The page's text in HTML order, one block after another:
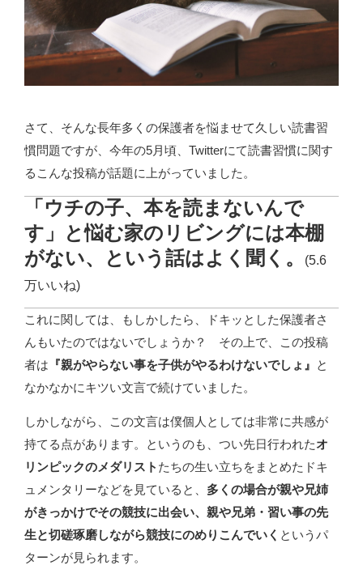
さて、そんな長年多くの保護者を悩ませて久しい読書習
慣問題ですが、今年の5月頃、Twitterにて読書習慣に関す
るこんな投稿が話題に上がっていました。
「ウチの子、本を読まないんで
す」と悩む家のリビングには本棚
がない、という話はよく聞く。
(5.6
万いいね)
これに関しては、もしかしたら、ドキッとした保護者さ
んもいたのではないでしょうか？ その上で、この投稿
者は 『親がやらない事を子供がやるわけないでしょ』 と
なかなかにキツい文言で続けていました。
しかしながら、この文言は僕個人としては非常に共感が
持てる点があります。というのも、つい先日行われたオ
リンピックのメダリスト たちの生い立ちをまとめたドキ
ュメンタリーなどを見ていると、 多くの場合が親や兄姉
がきっかけでその競技に出会い、親や兄弟・習い事の先
生と切磋琢磨しながら競技にのめりこんでいく というパ
ターンが見られます。